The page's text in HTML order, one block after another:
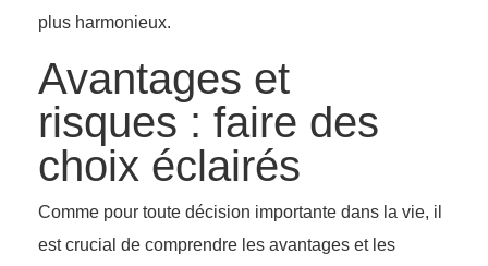
plus harmonieux.
Avantages et
risques : faire des
choix éclairés
Comme pour toute décision importante dans la vie, il
est crucial de comprendre les avantages et les